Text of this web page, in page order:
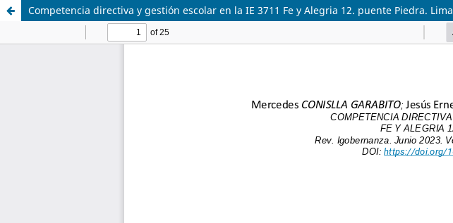
Competencia directiva y gestión escolar en la IE 3711 Fe y Alegria 12. puente Piedra. Lima